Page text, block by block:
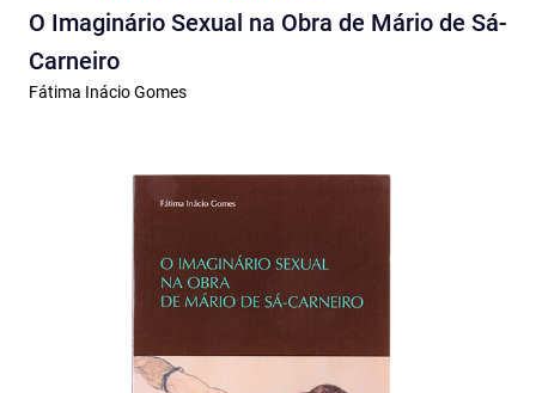
O Imaginário Sexual na Obra de Mário de Sá-
Carneiro
Fátima Inácio Gomes